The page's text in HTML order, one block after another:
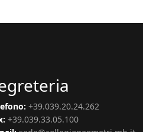
+39.039.20.24.262
+39.039.33.05.100